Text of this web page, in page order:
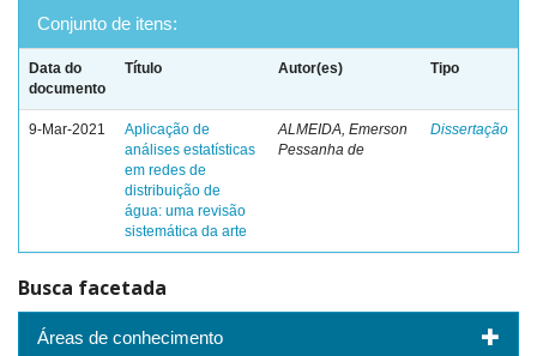
Conjunto de itens:
Data do
documento
Título Autor(es) Tipo
9-Mar-2021
Aplicação de
análises estatísticas
em redes de
distribuição de
água: uma revisão
sistemática da arte
ALMEIDA, Emerson
Pessanha de
Dissertação
Busca facetada
Áreas de conhecimento